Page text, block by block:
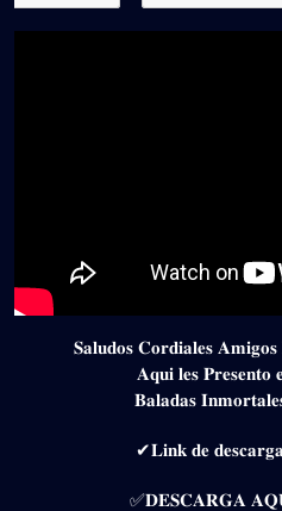
𝐒𝐚𝐥𝐮𝐝𝐨𝐬 𝐂𝐨𝐫𝐝𝐢𝐚𝐥𝐞𝐬
𝐀𝐪𝐮𝐢 𝐥𝐞𝐬
𝐁𝐚𝐥𝐚𝐝𝐚𝐬
✔𝐋𝐢𝐧𝐤 𝐝𝐞
✅𝐃𝐄𝐒𝐂𝐀𝐑𝐆𝐀